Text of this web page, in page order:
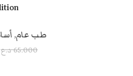
طب عام,
65.000د.ع